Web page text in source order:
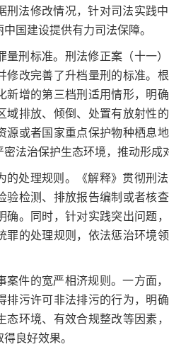
法修改情况，针对司法实践中
国建设提供有力司法保障。
刑标准。刑法修正案（十一）
修改完善了升档量刑的标准。
新增的第三档刑适用情形，明
域排放、倾倒、处置有放射性
源或者国家重点保护物种栖息
法治保护生态环境，推动形成
处理规则。《解释》贯彻刑法
验检测、排放报告编制或者核
确。同时，针对实践突出问题
的处理规则，依法惩治环境
件的宽严相济规则。一方面，
污许可非法排污的行为，明
态环境、有效合规整改等因素
良好效果。